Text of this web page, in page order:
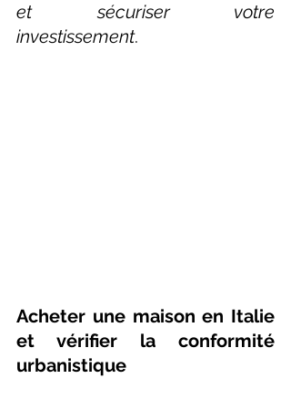
et sécuriser votre
investissement.
Acheter une maison en Italie
et vérifier la conformité
urbanistique